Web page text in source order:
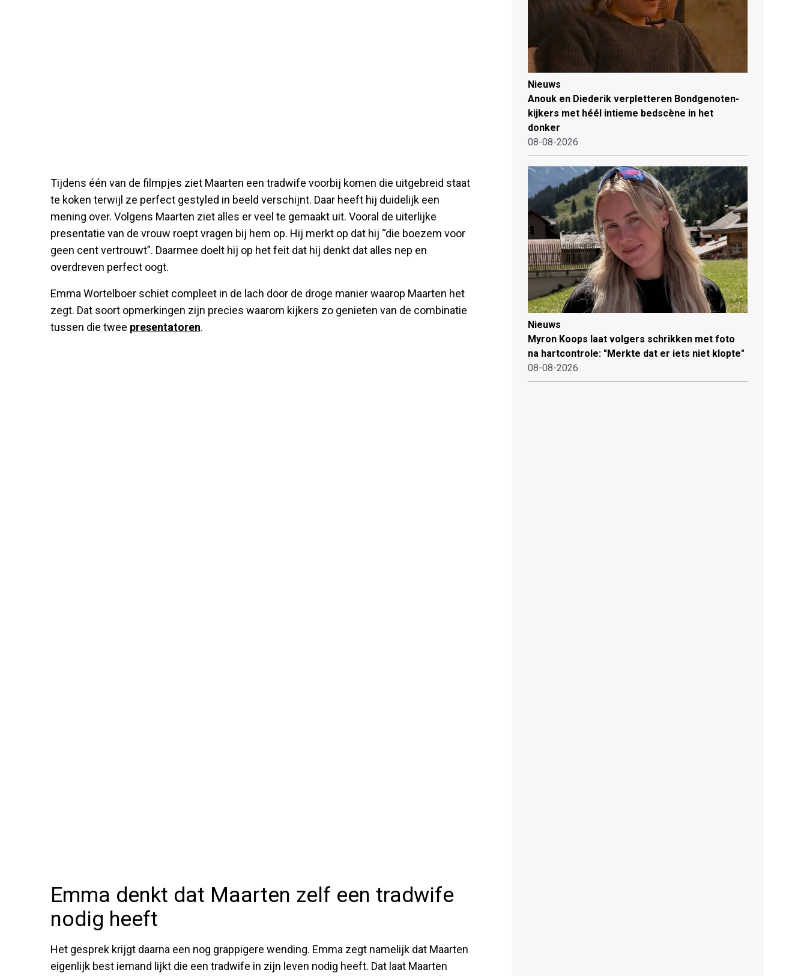
Tijdens één van de filmpjes ziet Maarten een tradwife voorbij komen die uitgebreid staat
te koken terwijl ze perfect gestyled in beeld verschijnt. Daar heeft hij duidelijk een
mening over. Volgens Maarten ziet alles er veel te gemaakt uit. Vooral de uiterlijke
presentatie van de vrouw roept vragen bij hem op. Hij merkt op dat hij “die boezem voor
geen cent vertrouwt”. Daarmee doelt hij op het feit dat hij denkt dat alles nep en
overdreven perfect oogt.
Emma Wortelboer schiet compleet in de lach door de droge manier waarop Maarten het
zegt. Dat soort opmerkingen zijn precies waarom kijkers zo genieten van de combinatie
tussen die twee presentatoren.
Emma denkt dat Maarten zelf een tradwife
nodig heeft
Het gesprek krijgt daarna een nog grappigere wending. Emma zegt namelijk dat Maarten
eigenlijk best iemand lijkt die een tradwife in zijn leven nodig heeft. Dat laat Maarten
Nieuws
Anouk en Diederik verpletteren Bondgenoten-
kijkers met héél intieme bedscène in het
donker
08-08-2026
Nieuws
Myron Koops laat volgers schrikken met foto
na hartcontrole: "Merkte dat er iets niet klopte"
08-08-2026